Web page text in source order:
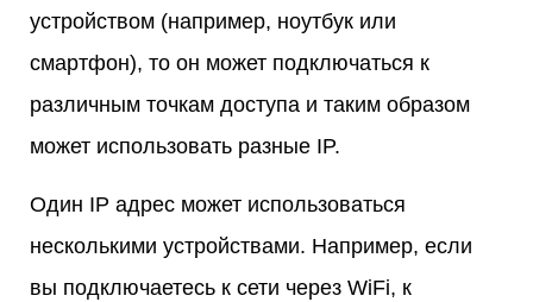
устройством (например, ноутбук или
смартфон), то он может подключаться к
различным точкам доступа и таким образом
может использовать разные IP.
Один IP адрес может использоваться
несколькими устройствами. Например, если
вы подключаетесь к сети через WiFi, к